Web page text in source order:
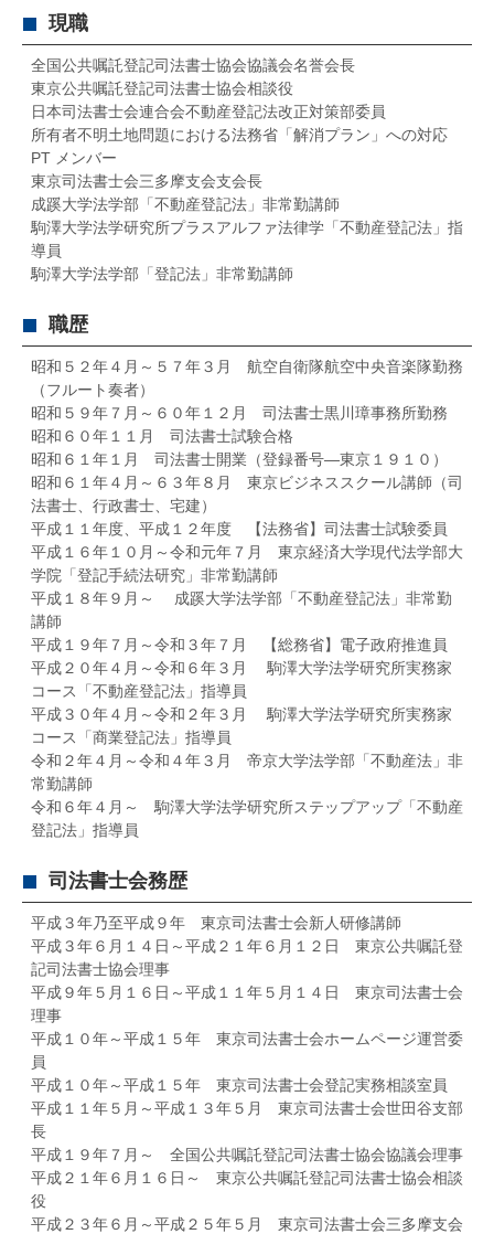
現職
全国公共嘱託登記司法書士協会協議会名誉会長
東京公共嘱託登記司法書士協会相談役
日本司法書士会連合会不動産登記法改正対策部委員
所有者不明土地問題における法務省「解消プラン」への対応
PT メンバー
東京司法書士会三多摩支会支会長
成蹊大学法学部「不動産登記法」非常勤講師
駒澤大学法学研究所プラスアルファ法律学「不動産登記法」指
導員
駒澤大学法学部「登記法」非常勤講師
職歴
昭和５２年４月～５７年３月 航空自衛隊航空中央音楽隊勤務
（フルート奏者）
昭和５９年７月～６０年１２月 司法書士黒川璋事務所勤務
昭和６０年１１月 司法書士試験合格
昭和６１年１月 司法書士開業（登録番号―東京１９１０）
昭和６１年４月～６３年８月 東京ビジネススクール講師（司
法書士、行政書士、宅建）
平成１１年度、平成１２年度 【法務省】司法書士試験委員
平成１６年１０月～令和元年７月 東京経済大学現代法学部大
学院「登記手続法研究」非常勤講師
平成１８年９月～ 成蹊大学法学部「不動産登記法」非常勤
講師
平成１９年７月～令和３年７月 【総務省】電子政府推進員
平成２０年４月～令和６年３月 駒澤大学法学研究所実務家
コース「不動産登記法」指導員
平成３０年４月～令和２年３月 駒澤大学法学研究所実務家
コース「商業登記法」指導員
令和２年４月～令和４年３月 帝京大学法学部「不動産法」非
常勤講師
令和６年４月～ 駒澤大学法学研究所ステップアップ「不動産
登記法」指導員
司法書士会務歴
平成３年乃至平成９年 東京司法書士会新人研修講師
平成３年６月１４日～平成２１年６月１２日 東京公共嘱託登
記司法書士協会理事
平成９年５月１６日～平成１１年５月１４日 東京司法書士会
理事
平成１０年～平成１５年 東京司法書士会ホームページ運営委
員
平成１０年～平成１５年 東京司法書士会登記実務相談室員
平成１１年５月～平成１３年５月 東京司法書士会世田谷支部
長
平成１９年７月～ 全国公共嘱託登記司法書士協会協議会理事
平成２１年６月１６日～ 東京公共嘱託登記司法書士協会相談
役
平成２３年６月～平成２５年５月 東京司法書士会三多摩支会